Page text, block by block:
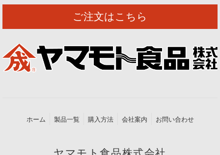
ご注文はこちら
ホーム 製品一覧 購入方法 会社案内 お問い合わせ
ヤマモト食品株式会社